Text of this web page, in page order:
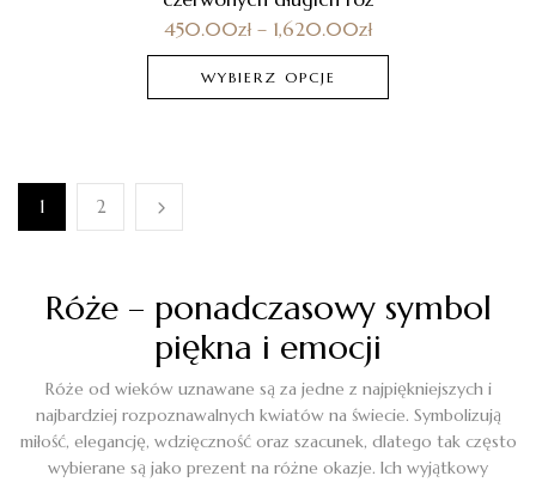
450.00zł – 1,620.00zł
WYBIERZ OPCJE
1 2
Róże – ponadczasowy symbol
piękna i emocji
Róże od wieków uznawane są za jedne z najpiękniejszych i
najbardziej rozpoznawalnych kwiatów na świecie. Symbolizują
miłość, elegancję, wdzięczność oraz szacunek, dlatego tak często
wybierane są jako prezent na różne okazje. Ich wyjątkowy